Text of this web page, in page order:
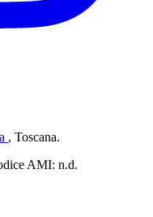
, Toscana.
AMI: n.d.